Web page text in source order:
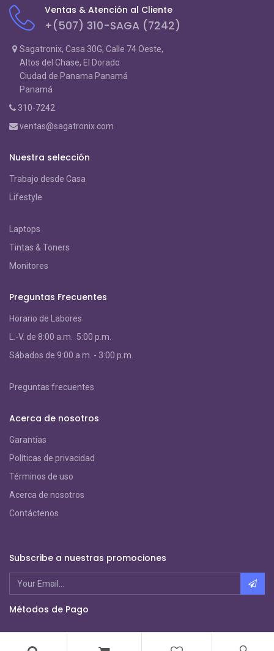
Ventas & Atención al Cliente
+(507) 310-SAGA (7242)
Sagatronix, Casa 30G, Calle 74 Oeste,
Altos del Chase, El Dorado
Ciudad de Panama Panamá
Panamá
310-7242
ventas@sagatronix.com
Nuestra selección
Trabajo desde Casa
Lifestyle
Laptops
Tintas & Toners
Monitores
Preguntas Frecuentes
Horario de Labores
L.-V. de 8:00 a.m. 5:00 p.m.
Sábados de 9:00 a.m. - 3:00 p.m.
Preguntas frecuentes
Acerca de nosotros
Garantías
Políticas de privacidad
Términos de uso
Acerca de nosotros
Contáctenos
Subscribe a nuestras promociones
Métodos de Pago